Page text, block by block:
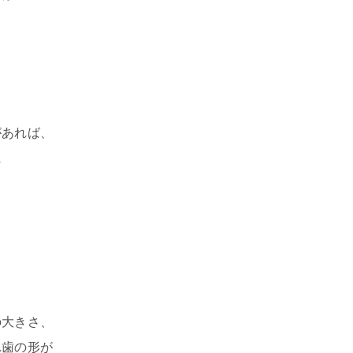
れば、
きさ、
の形が